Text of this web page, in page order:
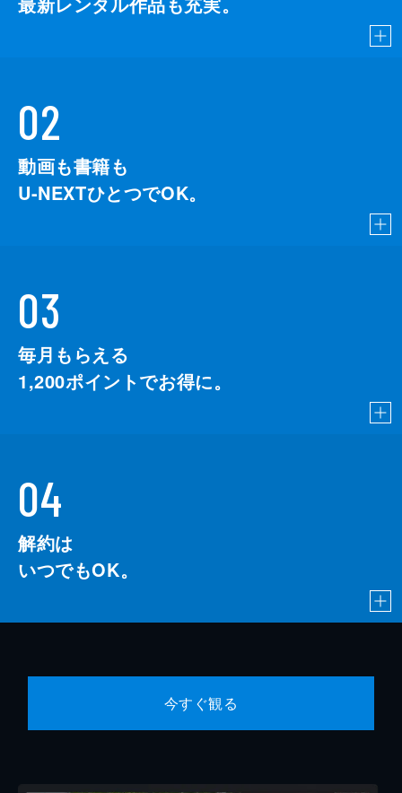
02
動画も書籍も
U-NEXTひとつでOK。
03
毎月もらえる
1,200ポイントでお得に。
04
解約は
いつでもOK。
今すぐ観る